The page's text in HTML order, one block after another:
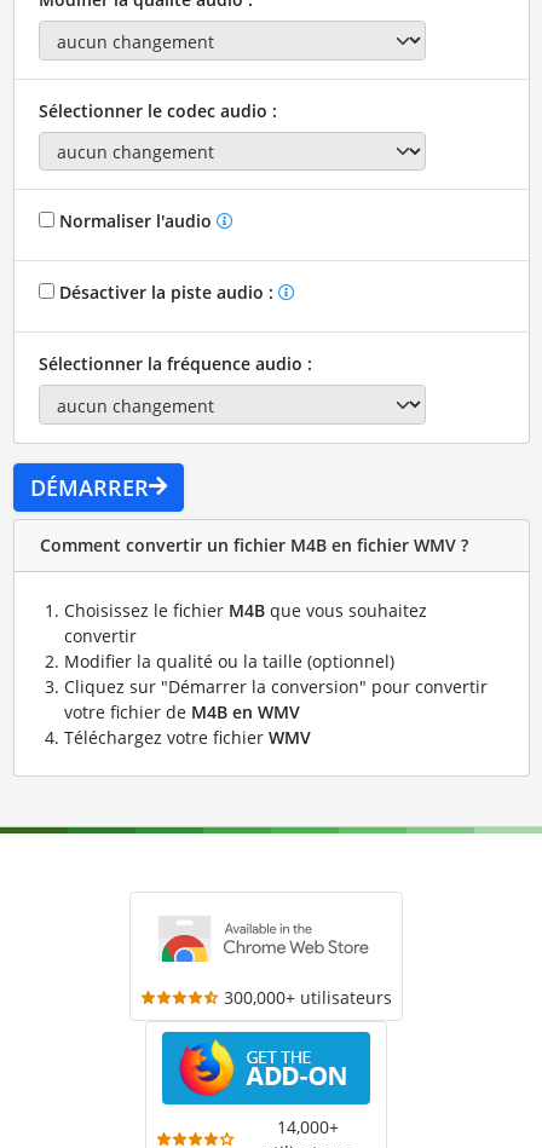
Sélectionner le codec audio :
Normaliser l'audio
Désactiver la piste audio :
Sélectionner la fréquence audio :
DÉMARRER
Comment convertir un fichier M4B en fichier WMV ?
Choisissez le fichier M4Bque vous souhaitez
convertir
Modifier la qualité ou la taille (optionnel)
Cliquez sur "Démarrer la conversion" pour convertir
votre fichier de M4B en WMV
Téléchargez votre fichier WMV
300,000+ utilisateurs
14,000+